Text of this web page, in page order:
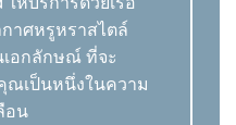
าศหรูหราสไตล์
อกลักษณ์ ที่จะ
ณเป็นหนึ่งในความ
อน